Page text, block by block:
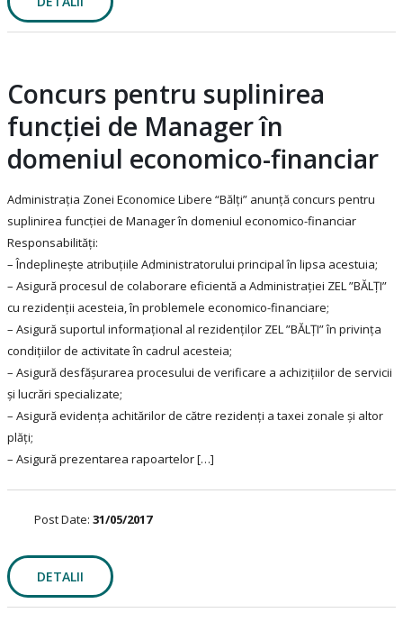
Concurs pentru suplinirea
funcției de Manager în
domeniul economico-financiar
Administrația Zonei Economice Libere “Bălți” anunță concurs pentru
suplinirea funcției de Manager în domeniul economico-financiar
Responsabilități:
– Îndeplinește atribuțiile Administratorului principal în lipsa acestuia;
– Asigură procesul de colaborare eficientă a Administrației ZEL ”BĂLȚI”
cu rezidenții acesteia, în problemele economico-financiare;
– Asigură suportul informațional al rezidenților ZEL ”BĂLȚI” în privința
condițiilor de activitate în cadrul acesteia;
– Asigură desfășurarea procesului de verificare a achizițiilor de servicii
și lucrări specializate;
– Asigură evidența achitărilor de către rezidenți a taxei zonale și altor
plăți;
– Asigură prezentarea rapoartelor […]
Post Date: 31/05/2017
DETALII